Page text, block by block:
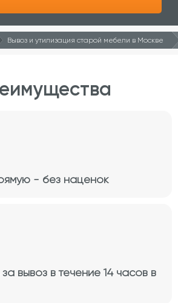
Вывоз и утилизация старой мебели в Москве
- без наценок
вывоз в течение 14 часов в